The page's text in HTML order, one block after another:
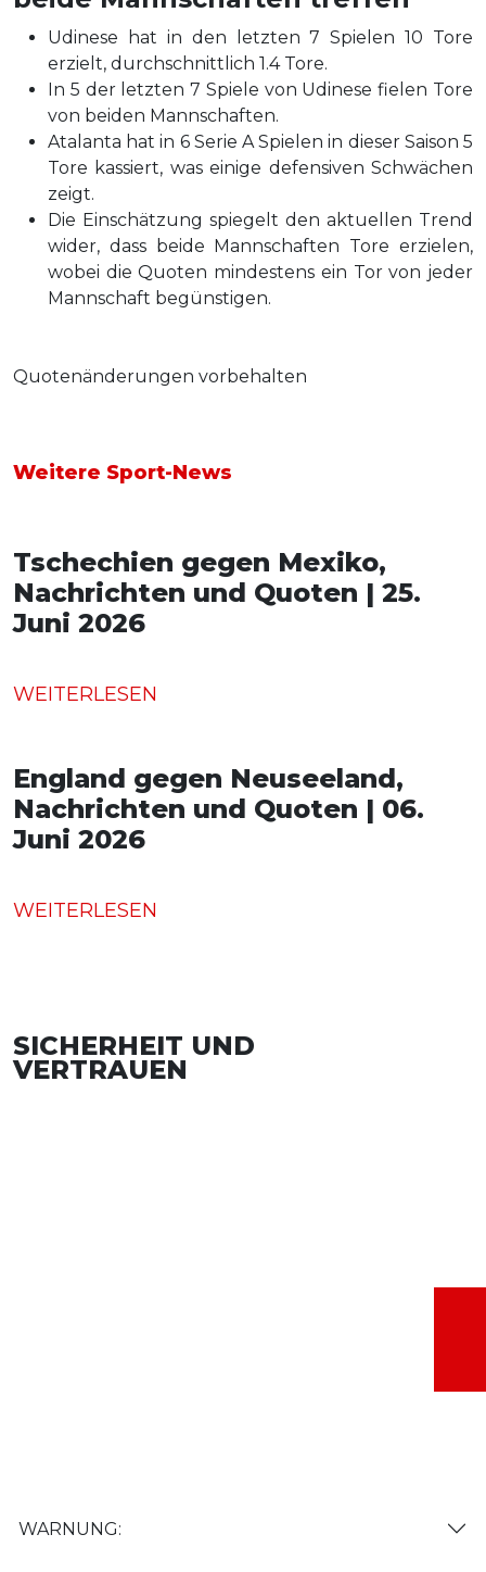
Udinese hat in den letzten 7 Spielen 10 Tore
erzielt, durchschnittlich 1.4 Tore.
In 5 der letzten 7 Spiele von Udinese fielen Tore
von beiden Mannschaften.
Atalanta hat in 6 Serie A Spielen in dieser Saison 5
Tore kassiert, was einige defensiven Schwächen
zeigt.
Die Einschätzung spiegelt den aktuellen Trend
wider, dass beide Mannschaften Tore erzielen,
wobei die Quoten mindestens ein Tor von jeder
Mannschaft begünstigen.
Quotenänderungen vorbehalten
Weitere Sport-News
Tschechien gegen Mexiko,
Nachrichten und Quoten | 25.
Juni 2026
WEITERLESEN
England gegen Neuseeland,
Nachrichten und Quoten | 06.
Juni 2026
WEITERLESEN
SICHERHEIT UND
VERTRAUEN
WARNUNG: